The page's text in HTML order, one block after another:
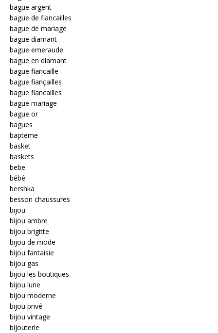
bague argent
bague de fiancailles
bague de mariage
bague diamant
bague emeraude
bague en diamant
bague fiancaille
bague fiançailles
bague fiancailles
bague mariage
bague or
bagues
bapteme
basket
baskets
bebe
bébé
bershka
besson chaussures
bijou
bijou ambre
bijou brigitte
bijou de mode
bijou fantaisie
bijou gas
bijou les boutiques
bijou lune
bijou moderne
bijou privé
bijou vintage
bijouterie